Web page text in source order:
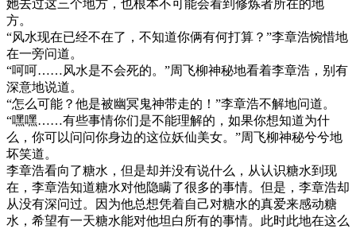
她去过这三个地方，也根本不可能会看到修炼者所在的地
方。
“风水现在已经不在了，不知道你俩有何打算？”李章浩惋惜地
在一旁问道。
“呵呵……风水是不会死的。”周飞柳神秘地看着李章浩，别有
深意地说道。
“怎么可能？他是被幽冥鬼神带走的！”李章浩不解地问道。
“嘿嘿……有些事情你们是不能理解的，如果你想知道为什
么，你可以问问你身边的这位妖仙美女。”周飞柳神秘兮兮地
坏笑道。
李章浩看向了糖水，但是却并没有说什么，从认识糖水到现
在，李章浩知道糖水对他隐瞒了很多的事情。但是，李章浩却
从没有深问过。因为他总想凭着自己对糖水的真爱来感动糖
水，希望有一天糖水能对他坦白所有的事情。此时此地在这么